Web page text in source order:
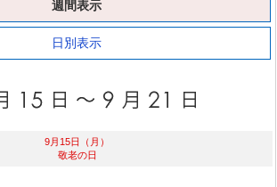
週間表示
日別表示
9月15日（月）
敬老の日